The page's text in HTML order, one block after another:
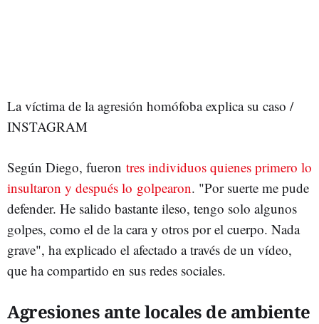
La víctima de la agresión homófoba explica su caso /
INSTAGRAM
Según Diego, fueron tres individuos quienes primero lo
insultaron y después lo golpearon. "Por suerte me pude
defender. He salido bastante ileso, tengo solo algunos
golpes, como el de la cara y otros por el cuerpo. Nada
grave", ha explicado el afectado a través de un vídeo,
que ha compartido en sus redes sociales.
Agresiones ante locales de ambiente